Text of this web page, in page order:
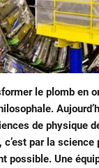
le plomb en
de physique
par la
Une